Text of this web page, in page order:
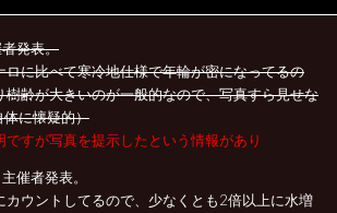
発表。
ロに比べて寒冷地仕様で年輪が密になってるの
樹齢が大きいのが一般的なので、写真すら見せな
に懐疑的）
すが写真を提示したという情報があり
催者発表。
カウントしてるので、少なくとも2倍以上に水増